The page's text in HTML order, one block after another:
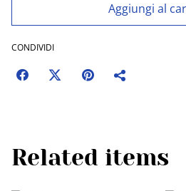
Aggiungi al
CONDIVIDI
Related items